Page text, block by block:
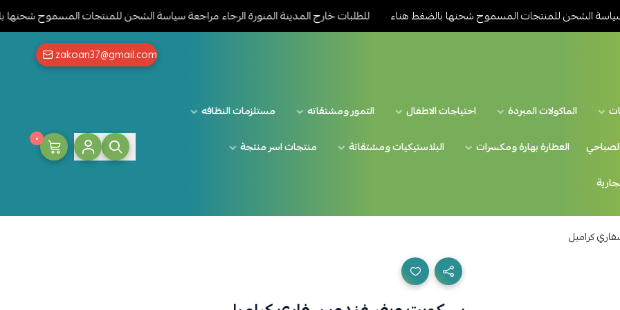
للمنتجات المسموح شحنها بالضغط هناء
للطلبات خارج المدينة المنورة الرجاء مراجعة سياسة الشحن للمنتجات المسموح شحنها بالضغط
zakoan37@gmail.com
الماكولات المبردة احتياجات الاطفال التمور ومشتقاته
مستلزمات النظافه
العطارة بهارة ومكسرات البلاستيكيات ومشتقاتة
منتجات اسر منتجة
٠
كراميل